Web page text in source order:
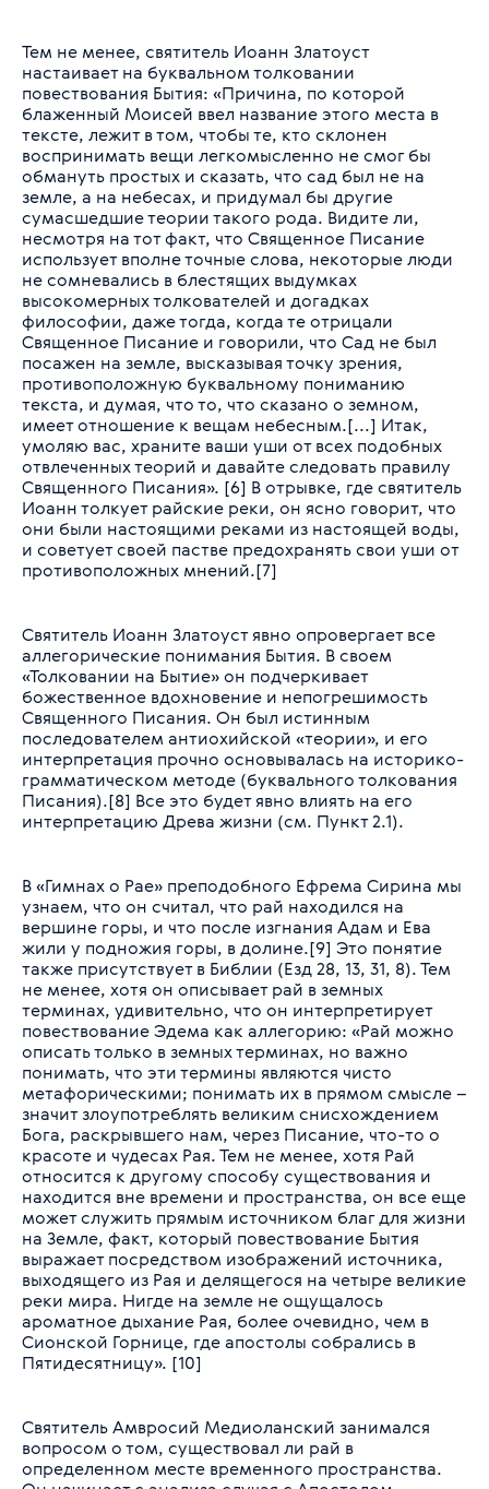
Тем не менее, святитель Иоанн Златоуст
настаивает на буквальном толковании
повествования Бытия: «Причина, по которой
блаженный Моисей ввел название этого места в
тексте, лежит в том, чтобы те, кто склонен
воспринимать вещи легкомысленно не смог бы
обмануть простых и сказать, что сад был не на
земле, а на небесах, и придумал бы другие
сумасшедшие теории такого рода. Видите ли,
несмотря на тот факт, что Священное Писание
использует вполне точные слова, некоторые люди
не сомневались в блестящих выдумках
высокомерных толкователей и догадках
философии, даже тогда, когда те отрицали
Священное Писание и говорили, что Сад не был
посажен на земле, высказывая точку зрения,
противоположную буквальному пониманию
текста, и думая, что то, что сказано о земном,
имеет отношение к вещам небесным.[...] Итак,
умоляю вас, храните ваши уши от всех подобных
отвлеченных теорий и давайте следовать правилу
Священного Писания». [6] В отрывке, где святитель
Иоанн толкует райские реки, он ясно говорит, что
они были настоящими реками из настоящей воды,
и советует своей пастве предохранять свои уши от
противоположных мнений.[7]
Святитель Иоанн Златоуст явно опровергает все
аллегорические понимания Бытия. В своем
«Толковании на Бытие» он подчеркивает
божественное вдохновение и непогрешимость
Священного Писания. Он был истинным
последователем антиохийской «теории», и его
интерпретация прочно основывалась на историко-
грамматическом методе (буквального толкования
Писания).[8] Все это будет явно влиять на его
интерпретацию Древа жизни (см. Пункт 2.1).
В «Гимнах о Рае» преподобного Ефрема Сирина мы
узнаем, что он считал, что рай находился на
вершине горы, и что после изгнания Адам и Ева
жили у подножия горы, в долине.[9] Это понятие
также присутствует в Библии (Езд 28, 13, 31, 8). Тем
не менее, хотя он описывает рай в земных
терминах, удивительно, что он интерпретирует
повествование Эдема как аллегорию: «Рай можно
описать только в земных терминах, но важно
понимать, что эти термины являются чисто
метафорическими; понимать их в прямом смысле –
значит злоупотреблять великим снисхождением
Бога, раскрывшего нам, через Писание, что-то о
красоте и чудесах Рая. Тем не менее, хотя Рай
относится к другому способу существования и
находится вне времени и пространства, он все еще
может служить прямым источником благ для жизни
на Земле, факт, который повествование Бытия
выражает посредством изображений источника,
выходящего из Рая и делящегося на четыре великие
реки мира. Нигде на земле не ощущалось
ароматное дыхание Рая, более очевидно, чем в
Сионской Горнице, где апостолы собрались в
Пятидесятницу». [10]
Святитель Амвросий Медиоланский занимался
вопросом о том, существовал ли рай в
определенном месте временного пространства.